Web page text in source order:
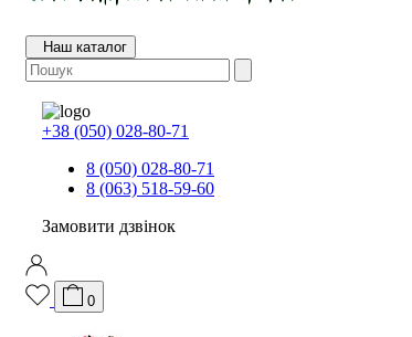
Наш каталог
+38 (050) 028-80-71
8 (050) 028-80-71
8 (063) 518-59-60
Замовити дзвінок
0